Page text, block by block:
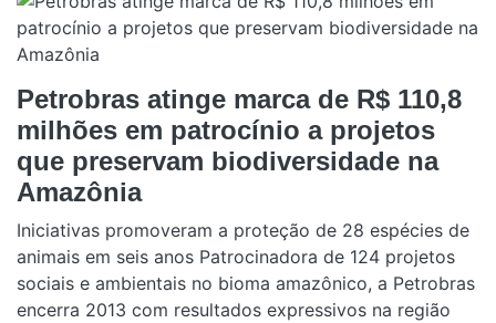
Petrobras atinge marca de R$ 110,8
milhões em patrocínio a projetos
que preservam biodiversidade na
Amazônia
Iniciativas promoveram a proteção de 28 espécies de
animais em seis anos Patrocinadora de 124 projetos
sociais e ambientais no bioma amazônico, a Petrobras
encerra 2013 com resultados expressivos na região